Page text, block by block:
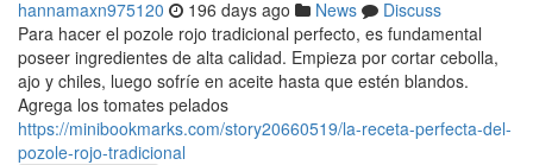
hannamaxn975120 196 days ago News
Discuss
Para hacer el pozole rojo tradicional perfecto, es fundamental
poseer ingredientes de alta calidad. Empieza por cortar cebolla,
ajo y chiles, luego sofríe en aceite hasta que estén blandos.
Agrega los tomates pelados
https://minibookmarks.com/story20660519/la-receta-perfecta-del-
pozole-rojo-tradicional